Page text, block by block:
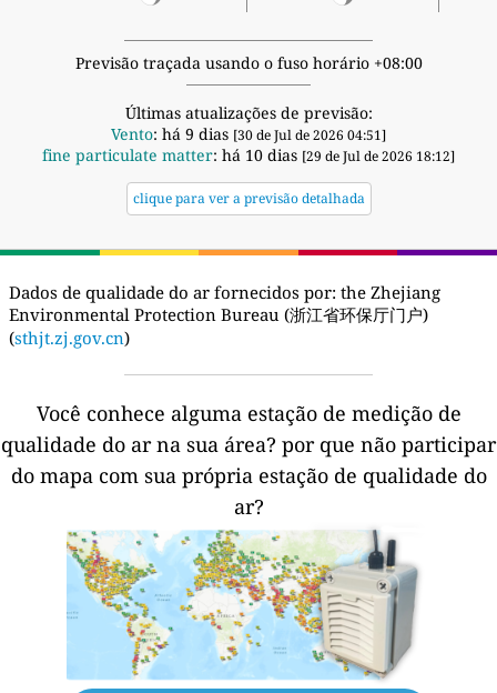
Previsão traçada usando o fuso horário +08:00
Últimas atualizações de previsão:
Vento: há 9 dias [30 de Jul de 2026 04:51]
fine particulate matter: há 10 dias [29 de Jul de 2026 18:12]
clique para ver a previsão detalhada
Dados de qualidade do ar fornecidos por: the Zhejiang
Environmental Protection Bureau (浙江省环保厅门户)
(sthjt.zj.gov.cn)
Você conhece alguma estação de medição de
qualidade do ar na sua área? por que não participar
do mapa com sua própria estação de qualidade do
ar?